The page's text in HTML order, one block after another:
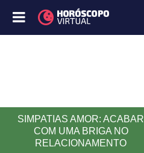
SIMPATIAS AMOR: ACABAR
COM UMA BRIGA NO
RELACIONAMENTO